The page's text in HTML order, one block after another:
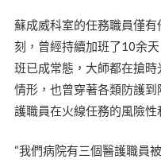
蘇成威科室的任務職員僅
刻，曾經持續加班了10余
班已成常態，大師都在搶
情形，也曾穿著各類防護
護職員在火線任務的風險性
“我們病院有三個醫護職員